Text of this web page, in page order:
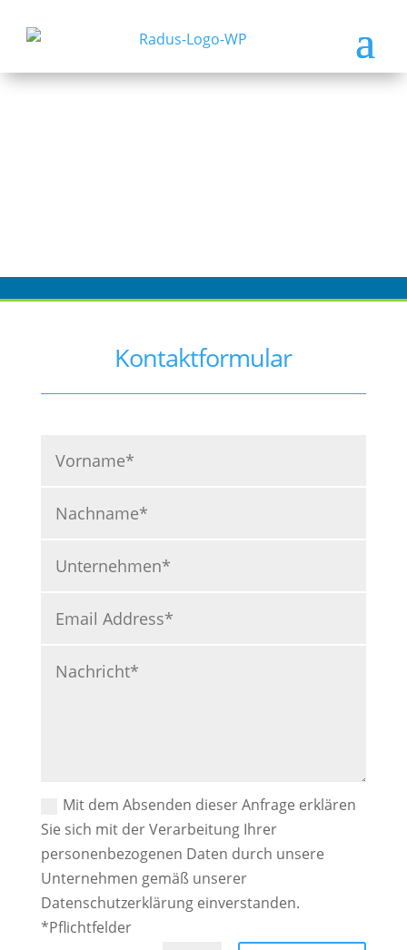
Kontaktformular
Mit dem Absenden dieser Anfrage erklären
Sie sich mit der Verarbeitung Ihrer
personenbezogenen Daten durch unsere
Unternehmen gemäß unserer
Datenschutzerklärung einverstanden.
*Pflichtfelder